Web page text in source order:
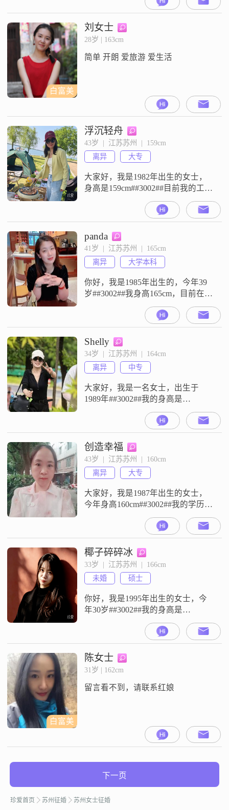
收入在8001到12000元这个区间
##3002##我的性格比较真诚可靠，
平时也是一个开朗爱笑的人
##3002##在业余时间里，我比较喜
##3002##对于未来的生活，我希望
白富美
刘女士
28岁 | 163cm
简单 开朗 爱旅游 爱生活
浮沉轻舟
43岁  |  江苏苏州  |  159cm
离异
大专
大家好，我是1982年出生的女士，
身高是159cm##3002##目前我的工作
地在苏州，学历是大专，月收入在
8001元到12000元之间##3002##在生
活中，我是一个热爱生活的人，平
时觉得过好每一天都很重要
##3002##我的性格是乐观积极的，
遇到事情也习惯往好的方向去想
##3002##同时我也比较独立自信，
遇到问
panda
41岁  |  江苏苏州  |  165cm
离异
大学本科
你好，我是1985年出生的，今年39
岁##3002##我身高165cm，目前在苏
州工作，学历是大学本科，月收入
在8001元到12000元之间##3002##我
的性格比较善解人意，平时开朗爱
笑，独立自信，乐观积极，随和易
相处##3002##我是一个真诚可靠的
人，热爱生活，享受当下，追求简
单幸福##3002##平时我也喜欢
Shelly
34岁  |  江苏苏州  |  164cm
离异
中专
大家好，我是一名女士，出生于
1989年##3002##我的身高是
164cm##3002##目前我的月收入在
5001到8000元之间##3002##我的工
作地在苏州##3002##我的学历是中
专##3002##在我的性格方面，我是
一个开朗爱笑的人##3002##我善解
人意，平时也比较温柔体贴
##3002##我看待事情的态
创造幸福
43岁  |  江苏苏州  |  160cm
离异
大专
大家好，我是1987年出生的女士，
今年身高160cm##3002##我的学历是
大专，目前的工作地在苏州，月收
入在5001到8000元之间##3002##我
的性格比较善解人意，平时是一个
乐观积极的人，同时也富有同理心
##3002##在个人观念上，我认为家
庭优先，也追求稳定安逸的生活状
态##3002##在日常生活中，我比较
椰子碎碎冰
33岁  |  江苏苏州  |  166cm
未婚
硕士
你好，我是1995年出生的女士，今
年30岁##3002##我的身高是
166cm##3002##我的学历是硕士
##3002##我目前在苏州工作，月收
入在12001元到20000元之间
##3002##关于我的性格，我是一个
温柔体贴的人##3002##在生活中，
我比较享受当下##3002
白富美
陈女士
31岁 | 162cm
留言看不到，请联系红娘
下一页
珍爱首页 苏州征婚 苏州女士征婚